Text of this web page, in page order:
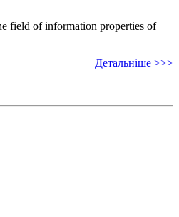
field of information properties of
Детальніше >>>